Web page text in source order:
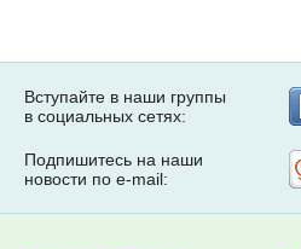
Вступайте в наши группы
в социальных сетях:
Подпишитесь на наши
новости по e-mail: